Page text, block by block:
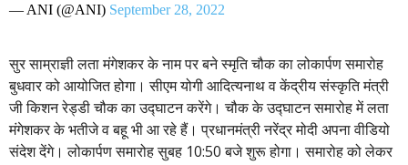
— ANI (@ANI) September 28, 2022
सुर साम्राज्ञी लता मंगेशकर के नाम पर बने स्मृति चौक का लोकार्पण समारोह
बुधवार को आयोजित होगा। सीएम योगी आदित्यनाथ व केंद्रीय संस्कृति मंत्री
जी किशन रेड्डी चौक का उद्घाटन करेंगे। चौक के उद्घाटन समारोह में लता
मंगेशकर के भतीजे व बहू भी आ रहे हैं। प्रधानमंत्री नरेंद्र मोदी अपना वीडियो
संदेश देंगे। लोकार्पण समारोह सुबह 10:50 बजे शुरू होगा। समारोह को लेकर